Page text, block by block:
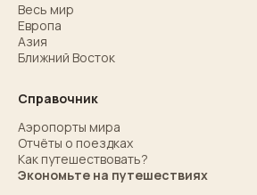
Весь мир
Европа
Азия
Ближний Восток
Справочник
Аэропорты мира
Отчёты о поездках
Как путешествовать?
Экономьте на путешествиях